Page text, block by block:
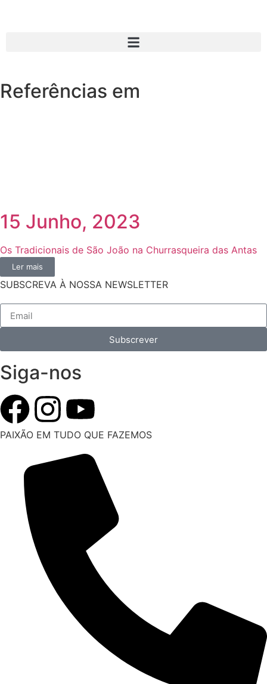
Referências em
15 Junho, 2023
Os Tradicionais de São João na Churrasqueira das Antas
Ler mais
SUBSCREVA À NOSSA NEWSLETTER
Subscrever
Siga-nos
PAIXÃO EM TUDO QUE FAZEMOS